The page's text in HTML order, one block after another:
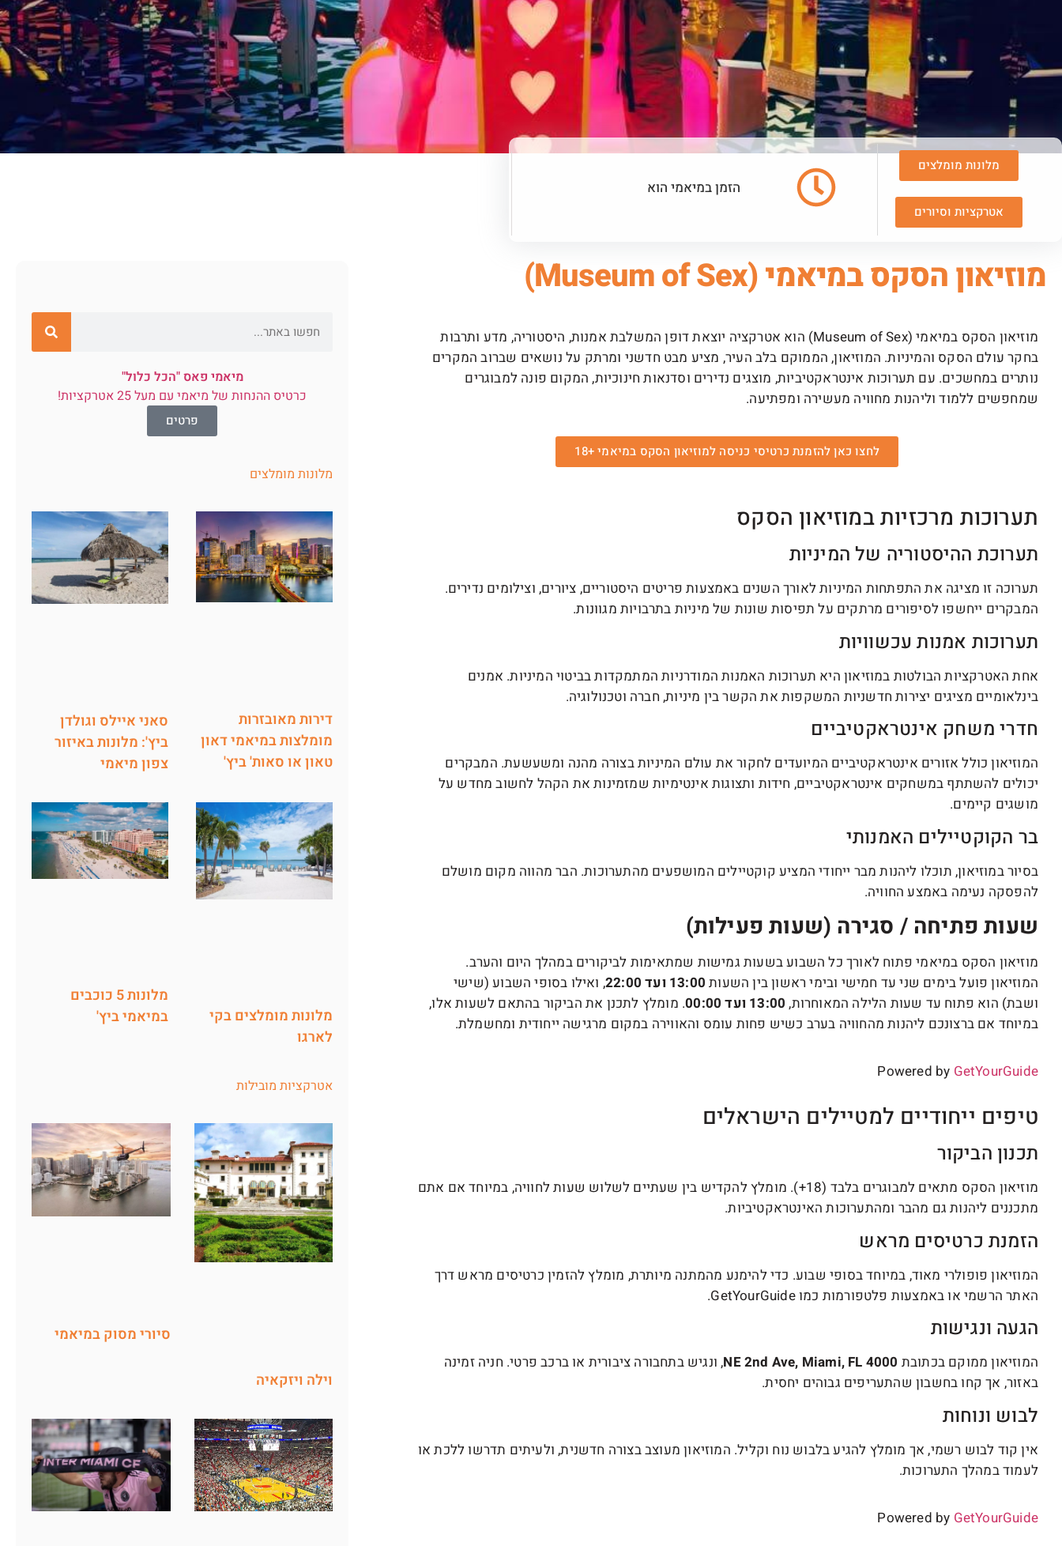
מלונות מומלצים
אטרקציות וסיורים
הזמן במיאמי הוא
מוזיאון הסקס במיאמי (Museum of Sex)
מוזיאון הסקס במיאמי (Museum of Sex) הוא אטרקציה יוצאת דופן המשלבת אמנות, היסטוריה, מדע ותרבות
בחקר עולם הסקס והמיניות. המוזיאון, הממוקם בלב העיר, מציע מבט חדשני ומרתק על נושאים שברוב המקרים
נותרים במחשכים. עם תערוכות אינטראקטיביות, מוצגים נדירים וסדנאות חינוכיות, המקום פונה למבוגרים
שמחפשים ללמוד וליהנות מחוויה מעשירה ומפתיעה.
לחצו כאן להזמנת כרטיסי כניסה למוזיאון הסקס במיאמי +18
תערוכות מרכזיות במוזיאון הסקס
תערוכת ההיסטוריה של המיניות
תערוכה זו מציגה את התפתחות המיניות לאורך השנים באמצעות פריטים היסטוריים, ציורים, וצילומים נדירים.
המבקרים ייחשפו לסיפורים מרתקים על תפיסות שונות של מיניות בתרבויות מגוונות.
תערוכות אמנות עכשוויות
אחת האטרקציות הבולטות במוזיאון היא תערוכות האמנות המודרניות המתמקדות בביטוי המיניות. אמנים
בינלאומיים מציגים יצירות חדשניות המשקפות את הקשר בין מיניות, חברה וטכנולוגיה.
חדרי משחק אינטראקטיביים
המוזיאון כולל אזורים אינטראקטיביים המיועדים לחקור את עולם המיניות בצורה מהנה ומשעשעת. המבקרים
יכולים להשתתף במשחקים אינטראקטיביים, חידות ותצוגות אינטימיות שמזמינות את הקהל לחשוב מחדש על
מושגים קיימים.
בר הקוקטיילים האמנותי
בסיור במוזיאון, תוכלו ליהנות מבר ייחודי המציע קוקטיילים המושפעים מהתערוכות. הבר מהווה מקום מושלם
להפסקה נעימה באמצע החוויה.
שעות פתיחה / סגירה (שעות פעילות)
מוזיאון הסקס במיאמי פתוח לאורך כל השבוע בשעות גמישות שמתאימות לביקורים במהלך היום והערב.
המוזיאון פועל בימים שני עד חמישי ובימי ראשון בין השעות 13:00 ועד 22:00
, ואילו בסופי השבוע (שישי
ושבת) הוא פתוח עד שעות הלילה המאוחרות, 13:00 ועד 00:00
. מומלץ לתכנן את הביקור בהתאם לשעות אלו,
במיוחד אם ברצונכם ליהנות מהחוויה בערב כשיש פחות עומס והאווירה במקום מרגישה ייחודית ומחשמלת.
Powered by GetYourGuide
טיפים ייחודיים למטיילים הישראלים
תכנון הביקור
מוזיאון הסקס מתאים למבוגרים בלבד (18+). מומלץ להקדיש בין שעתיים לשלוש שעות לחוויה, במיוחד אם אתם
מתכננים ליהנות גם מהבר ומהתערוכות האינטראקטיביות.
הזמנת כרטיסים מראש
המוזיאון פופולרי מאוד, במיוחד בסופי שבוע. כדי להימנע מהמתנה מיותרת, מומלץ להזמין כרטיסים מראש דרך
האתר הרשמי או באמצעות פלטפורמות כמו GetYourGuide.
הגעה ונגישות
המוזיאון ממוקם בכתובת 4000 NE 2nd Ave, Miami, FL
, ונגיש בתחבורה ציבורית או ברכב פרטי. חניה זמינה
באזור, אך קחו בחשבון שהתעריפים גבוהים יחסית.
לבוש ונוחות
אין קוד לבוש רשמי, אך מומלץ להגיע בלבוש נוח וקליל. המוזיאון מעוצב בצורה חדשנית, ולעיתים תדרשו ללכת או
לעמוד במהלך התערוכות.
Powered by GetYourGuide
מיאמי פאס "הכל כלול"
כרטיס ההנחות של מיאמי עם מעל 25 אטרקציות!
פרטים
מלונות מומלצים
דירות מאובזרות
מומלצות במיאמי דאון
טאון או סאות' ביץ'
סאני איילס וגולדן
ביץ': מלונות באיזור
צפון מיאמי
מלונות מומלצים בקי
לארגו
מלונות 5 כוכבים
במיאמי ביץ'
אטרקציות מובילות
וילה ויזקאיה
סיורי מסוק במיאמי